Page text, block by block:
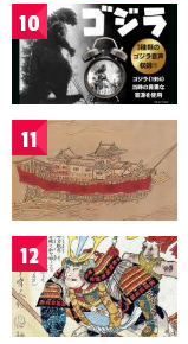
10
11
12